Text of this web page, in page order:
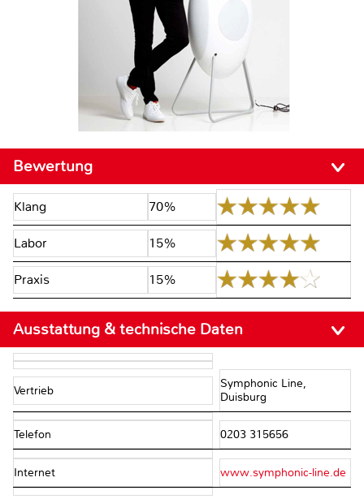
Bewertung
Klang 70%
Labor 15%
Praxis 15%
Ausstattung & technische Daten
Vertrieb
Symphonic Line,
Duisburg
Telefon 0203 315656
Internet www.symphonic-line.de